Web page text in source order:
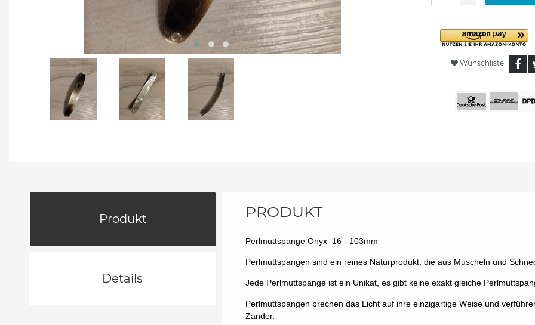
Wunschliste
Produkt
Details
PRODUKT
Perlmuttspange Onyx 16 - 103mm
Perlmuttspangen sind ein reines Naturprodukt, die aus Muscheln und
Jede Perlmuttspange ist ein Unikat, es gibt keine exakt gleiche
Perlmuttspangen brechen das Licht auf ihre einzigartige Weise und
Zander.